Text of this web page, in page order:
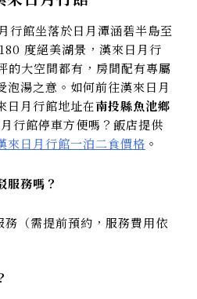
行館坐落於日月潭涵碧半島至
度絕美湖景，漢來日月行
的大空間都有，房間配有專屬
泡湯之意。如何前往漢來日月
日月行館地址在南投縣魚池鄉
月行館停車方便嗎？飯店提供
來日月行館一泊二食價格 。
服務嗎？
務（需提前預約，服務費用依